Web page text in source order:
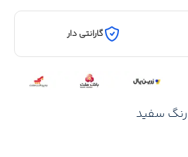
گارانتی دار